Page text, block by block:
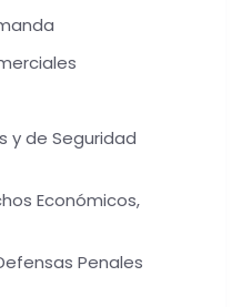
y de Seguridad
Económicos,
Penales